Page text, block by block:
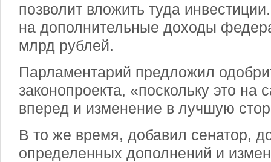
позволит вложить туда
на дополнительные доходы
млрд рублей.
Парламентарий предложил
законопроекта, «поскольку это на
вперед и изменение в лучшую
В то же время, добавил сенатор,
определенных дополнений и